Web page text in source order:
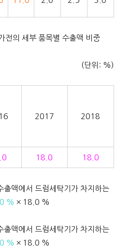
전의 세부 품목별 수출액 비중
(단위: %)
2017 2018
18.0 18.0
액에서 드럼세탁기가 차지하는
% × 18.0 %
액에서 드럼세탁기가 차지하는
% × 18.0 %